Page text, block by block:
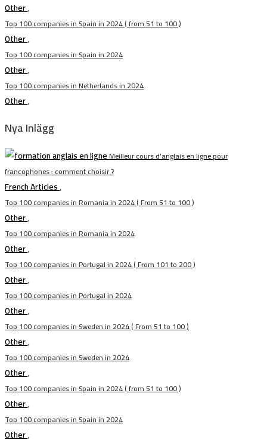
Other,
Top 100 companies in Spain in 2024 ( from 51 to 100 )
Other,
Top 100 companies in Spain in 2024
Other,
Top 100 companies in Netherlands in 2024
Other,
Nya Inlägg
Meilleur cours d’anglais en ligne pour
francophones : comment choisir ?
French Articles,
Top 100 companies in Romania in 2024 ( From 51 to 100 )
Other,
Top 100 companies in Romania in 2024
Other,
Top 100 companies in Portugal in 2024 ( From 101 to 200 )
Other,
Top 100 companies in Portugal in 2024
Other,
Top 100 companies in Sweden in 2024 ( From 51 to 100 )
Other,
Top 100 companies in Sweden in 2024
Other,
Top 100 companies in Spain in 2024 ( from 51 to 100 )
Other,
Top 100 companies in Spain in 2024
Other,